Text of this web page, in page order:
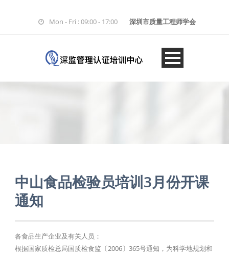
Mon - Fri : 09:00 - 17:00 深圳市质量工程师学会
中山食品检验员培训3月份开课
通知
各食品生产企业及有关人员：
根据国家质检总局国质检食监〔2006〕365号通知，为科学地规划和